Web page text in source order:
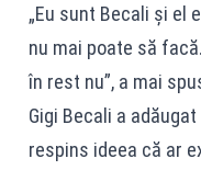
„Eu sunt Becali și el
nu mai poate să
în rest nu”, a mai
Gigi Becali a
respins ideea că ar